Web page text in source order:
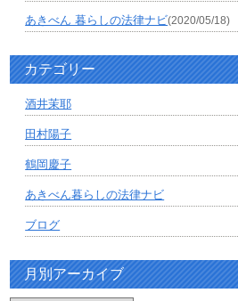
あきべん 暮らしの法律ナビ(2020/05/18)
カテゴリー
酒井茉耶
田村陽子
鶴岡慶子
あきべん暮らしの法律ナビ
ブログ
月別アーカイブ